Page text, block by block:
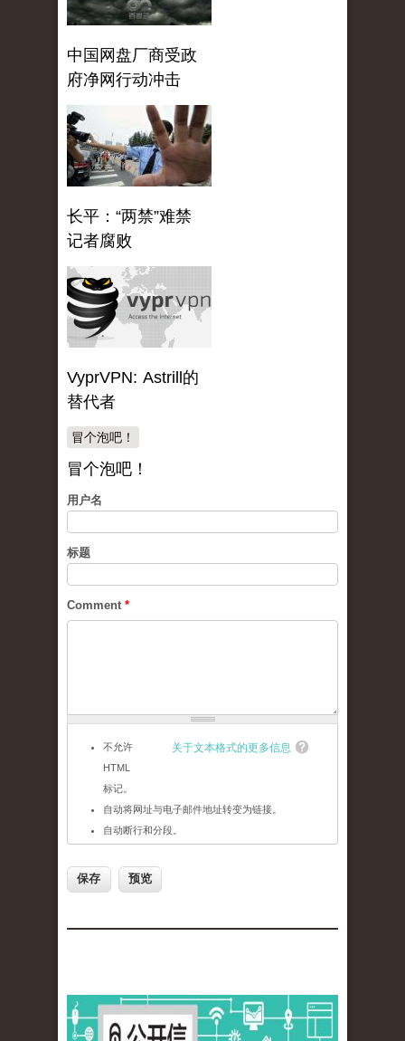
中国网盘厂商受政
府净网行动冲击
长平：“两禁”难禁
记者腐败
VyprVPN: Astrill的
替代者
冒个泡吧！
冒个泡吧！
用户名
标题
Comment *
关于文本格式的更多信息
不允许
HTML
标记。
自动将网址与电子邮件地址转变为链接。
自动断行和分段。